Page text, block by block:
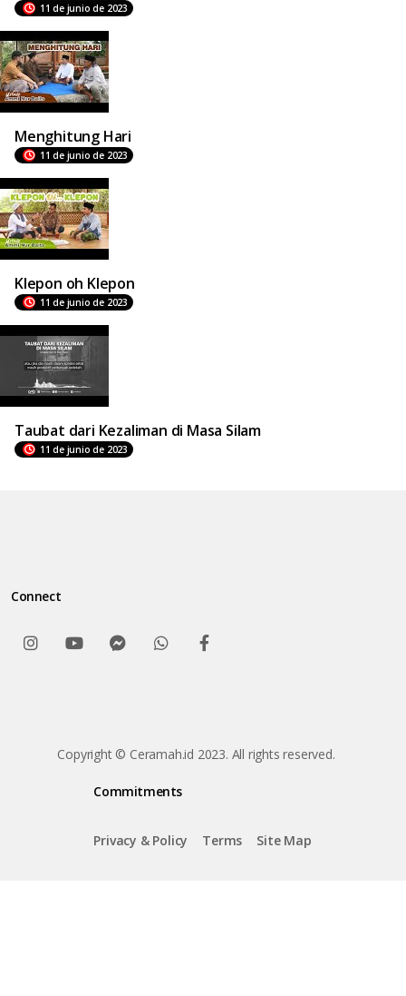
11 de junio de 2023
Menghitung Hari
11 de junio de 2023
Klepon oh Klepon
11 de junio de 2023
Taubat dari Kezaliman di Masa Silam
11 de junio de 2023
Connect
Copyright © Ceramah.id 2023. All rights reserved.
Commitments
Privacy & Policy Terms Site Map